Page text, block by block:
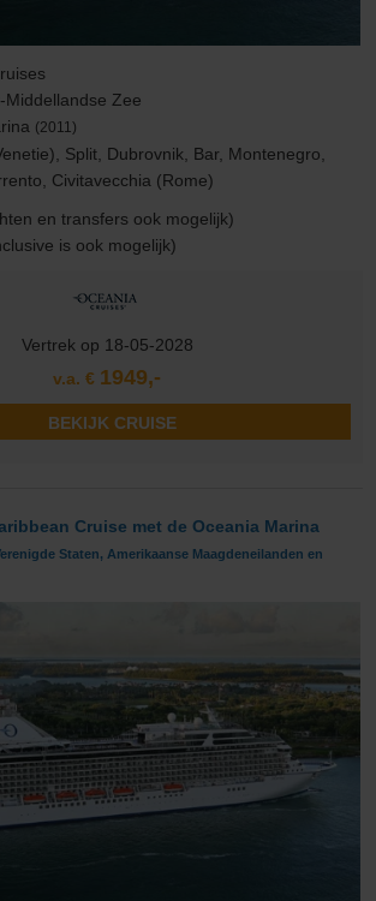
Middellandse Zee
(2011)
Split, Dubrovnik, Bar, Montenegro,
Civitavecchia (Rome)
en transfers ook mogelijk)
is ook mogelijk)
Vertrek op 18-05-2028
v.a. € 1949,-
BEKIJK CRUISE
Cruise met de Oceania Marina
Staten, Amerikaanse Maagdeneilanden en